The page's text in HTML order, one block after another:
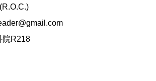
院R218